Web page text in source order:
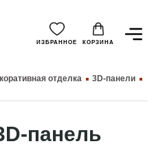
ИЗБРАННОЕ КОРЗИНА
отделка
3D-панели
панель